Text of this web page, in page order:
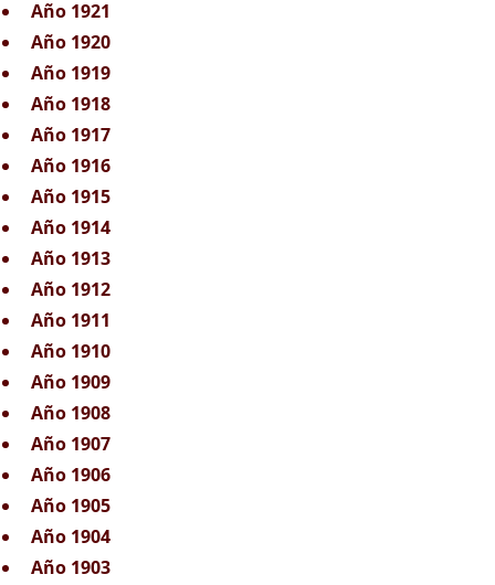
Año 1921
Año 1920
Año 1919
Año 1918
Año 1917
Año 1916
Año 1915
Año 1914
Año 1913
Año 1912
Año 1911
Año 1910
Año 1909
Año 1908
Año 1907
Año 1906
Año 1905
Año 1904
Año 1903